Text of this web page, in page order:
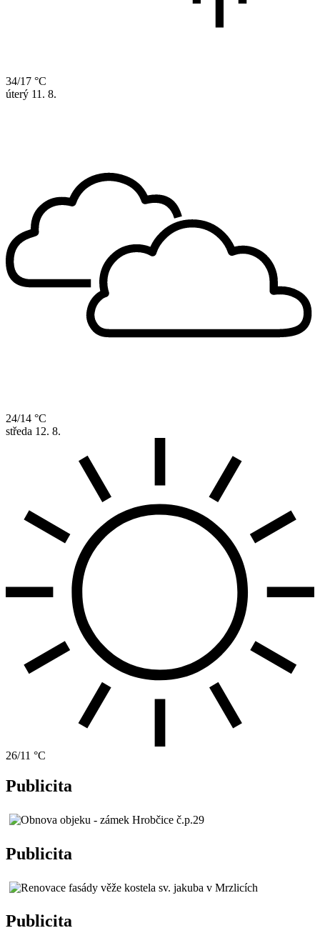
34/17 °C
úterý 11. 8.
24/14 °C
středa 12. 8.
26/11 °C
Publicita
Publicita
Publicita